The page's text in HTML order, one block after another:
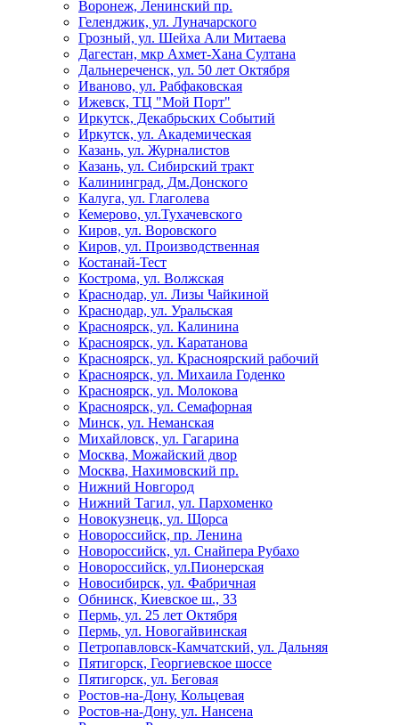
Воронеж, Ленинский пр.
Геленджик, ул. Луначарского
Грозный, ул. Шейха Али Митаева
Дагестан, мкр Ахмет-Хана Султана
Дальнереченск, ул. 50 лет Октября
Иваново, ул. Рабфаковская
Ижевск, ТЦ "Мой Порт"
Иркутск, Декабрьских Событий
Иркутск, ул. Академическая
Казань, ул. Журналистов
Казань, ул. Сибирский тракт
Калининград, Дм.Донского
Калуга, ул. Глаголева
Кемерово, ул.Тухачевского
Киров, ул. Воровского
Киров, ул. Производственная
Костанай-Тест
Кострома, ул. Волжская
Краснодар, ул. Лизы Чайкиной
Краснодар, ул. Уральская
Красноярск, ул. Калинина
Красноярск, ул. Каратанова
Красноярск, ул. Красноярский рабочий
Красноярск, ул. Михаила Годенко
Красноярск, ул. Молокова
Красноярск, ул. Семафорная
Минск, ул. Неманская
Михайловск, ул. Гагарина
Москва, Можайский двор
Москва, Нахимовский пр.
Нижний Новгород
Нижний Тагил, ул. Пархоменко
Новокузнецк, ул. Щорса
Новороссийск, пр. Ленина
Новороссийск, ул. Снайпера Рубахо
Новороссийск, ул.Пионерская
Новосибирск, ул. Фабричная
Обнинск, Киевское ш., 33
Пермь, ул. 25 лет Октября
Пермь, ул. Новогайвинская
Петропавловск-Камчатский, ул. Дальняя
Пятигорск, Георгиевское шоссе
Пятигорск, ул. Беговая
Ростов-на-Дону, Кольцевая
Ростов-на-Дону, ул. Нансена